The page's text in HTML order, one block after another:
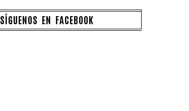
SÍGUENOS EN FACEBOOK